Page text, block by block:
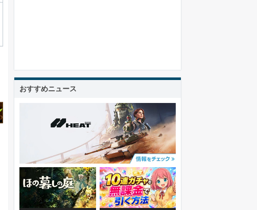
おすすめニュース